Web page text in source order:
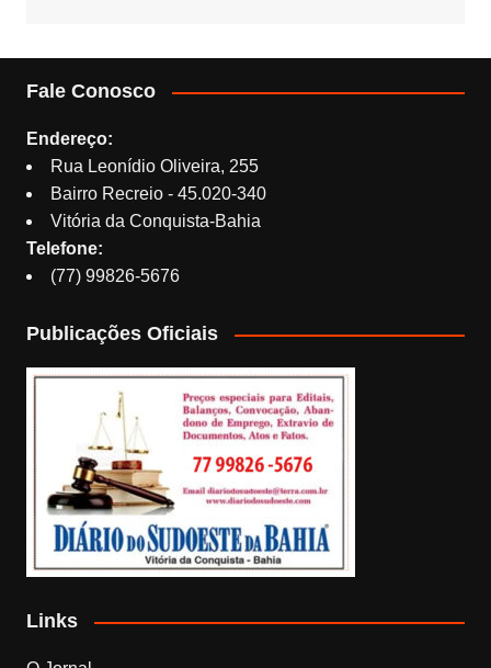
Fale Conosco
Endereço:
Rua Leonídio Oliveira, 255
Bairro Recreio - 45.020-340
Vitória da Conquista-Bahia
Telefone:
(77) 99826-5676
Publicações Oficiais
Links